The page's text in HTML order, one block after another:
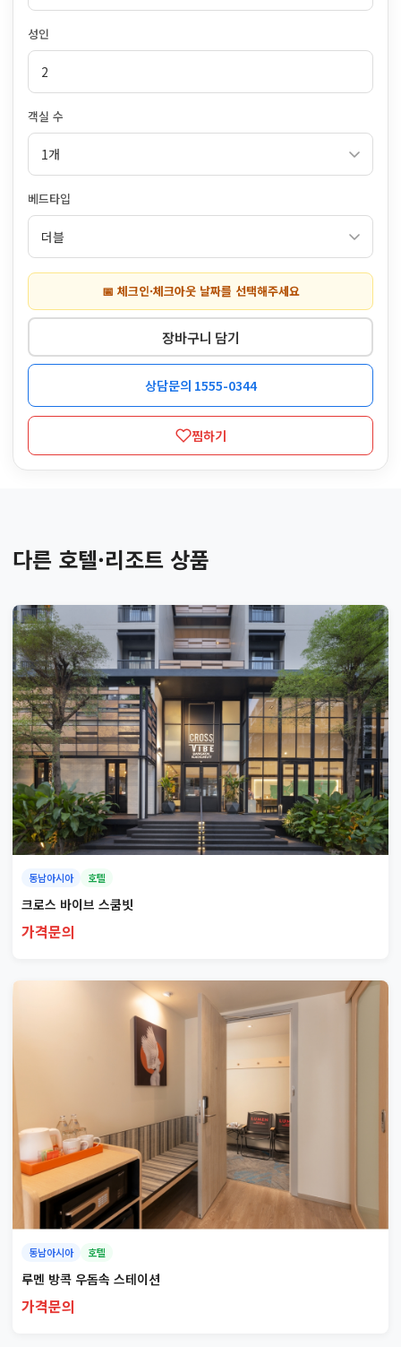
성인
객실 수
베드타입
📅 체크인·체크아웃 날짜를 선택해주세요
장바구니 담기
상담문의 1555-0344
찜하기
다른 호텔·리조트 상품
동남아시아 호텔
크로스 바이브 스쿰빗
가격문의
동남아시아 호텔
루멘 방콕 우돔속 스테이션
가격문의